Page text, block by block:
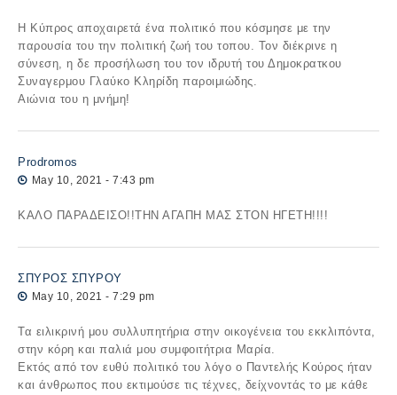
Η Κύπρος αποχαιρετά ένα πολιτικό που κόσμησε με την
παρουσία του την πολιτική ζωή του τοπου. Τον διέκρινε η
σύνεση, η δε προσήλωση του τον ιδρυτή του Δημοκρατκου
Συναγερμου Γλαύκο Κληρίδη παροιμιώδης.
Αιώνια του η μνήμη!
Prodromos
May 10, 2021 - 7:43 pm
ΚΑΛΟ ΠΑΡΑΔΕΙΣΟ!!ΤΗΝ ΑΓΑΠΗ ΜΑΣ ΣΤΟΝ ΗΓΕΤΗ!!!!
ΣΠΥΡΟΣ ΣΠΥΡΟΥ
May 10, 2021 - 7:29 pm
Τα ειλικρινή μου συλλυπητήρια στην οικογένεια του εκκλιπόντα,
στην κόρη και παλιά μου συμφοιτήτρια Μαρία.
Εκτός από τον ευθύ πολιτικό του λόγο ο Παντελής Κούρος ήταν
και άνθρωπος που εκτιμούσε τις τέχνες, δείχνοντάς το με κάθε